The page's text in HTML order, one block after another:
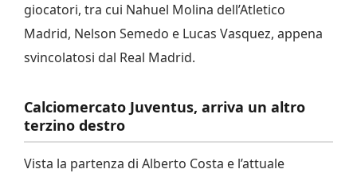
giocatori, tra cui Nahuel Molina dell’Atletico
Madrid, Nelson Semedo e Lucas Vasquez, appena
svincolatosi dal Real Madrid.
Calciomercato Juventus, arriva un altro
terzino destro
Vista la partenza di Alberto Costa e l’attuale